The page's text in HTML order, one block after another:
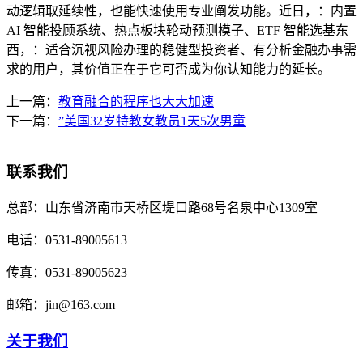
动逻辑取延续性，也能快速使用专业阐发功能。近日，：内置
AI 智能投顾系统、热点板块轮动预测模子、ETF 智能选基东
西，：适合沉视风险办理的稳健型投资者、有分析金融办事需
求的用户，其价值正在于它可否成为你认知能力的延长。
上一篇： 教育融合的程序也大大加速
下一篇： ”美国32岁特教女教员1天5次男童
联系我们
总部： 山东省济南市天桥区堤口路68号名泉中心1309室
电话： 0531-89005613
传真： 0531-89005623
邮箱： jin@163.com
关于我们